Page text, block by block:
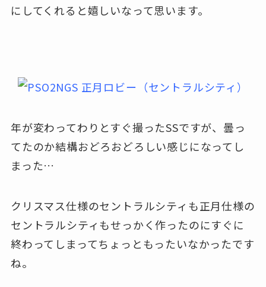
にしてくれると嬉しいなって思います。
年が変わってわりとすぐ撮ったSSですが、曇っ
てたのか結構おどろおどろしい感じになってし
まった…
クリスマス仕様のセントラルシティも正月仕様の
セントラルシティもせっかく作ったのにすぐに
終わってしまってちょっともったいなかったです
ね。